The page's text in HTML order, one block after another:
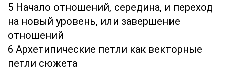
5 Начало отношений, середина, и переход
на новый уровень, или завершение
отношений
6 Архетипические петли как векторные
петли сюжета